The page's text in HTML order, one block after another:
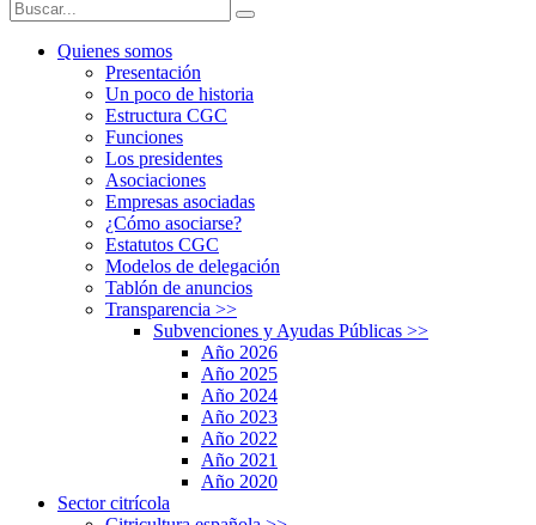
Quienes somos
Presentación
Un poco de historia
Estructura CGC
Funciones
Los presidentes
Asociaciones
Empresas asociadas
¿Cómo asociarse?
Estatutos CGC
Modelos de delegación
Tablón de anuncios
Transparencia >>
Subvenciones y Ayudas Públicas >>
Año 2026
Año 2025
Año 2024
Año 2023
Año 2022
Año 2021
Año 2020
Sector citrícola